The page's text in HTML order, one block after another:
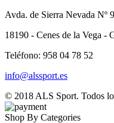
Avda. de Sierra Nevada Nº
18190 - Cenes de la Vega -
Teléfono: 958 04 78 52
info@alssport.es
© 2018 ALS Sport. Todos
Shop By Categories